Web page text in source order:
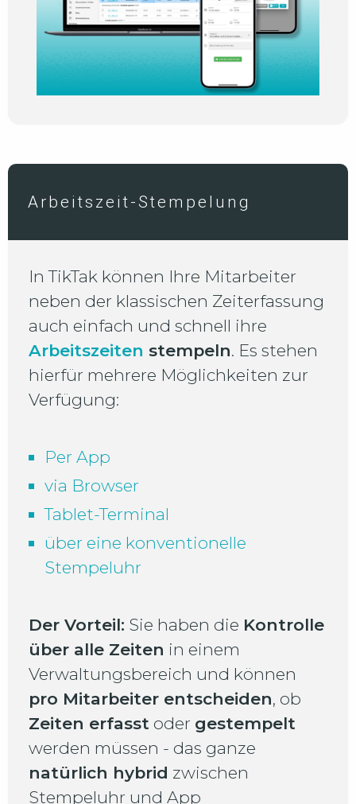
Arbeitszeit-Stempelung
In TikTak können Ihre Mitarbeiter
neben der klassischen Zeiterfassung
auch einfach und schnell ihre
Arbeitszeiten stempeln. Es stehen
hierfür mehrere Möglichkeiten zur
Verfügung:
Per App
via Browser
Tablet-Terminal
über eine konventionelle
Stempeluhr
Der Vorteil: Sie haben die Kontrolle
über alle Zeiten in einem
Verwaltungsbereich und können
pro Mitarbeiter entscheiden, ob
Zeiten erfasst oder gestempelt
werden müssen - das ganze
natürlich hybrid zwischen
Stempeluhr und App